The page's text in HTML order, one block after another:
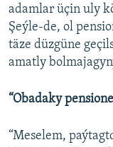
adamlar üçin uly
Şeýle-de, ol
täze düzgüne
amatly
“Obadaky
“Meselem,